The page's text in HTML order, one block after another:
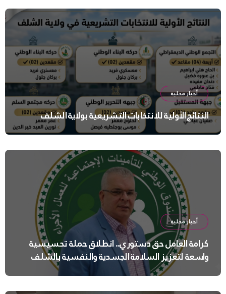
أخبار محلية
النتائج الأولية للانتخابات التشريعية بولاية الشلف
أخبار محلية
كرامة العامل حق دستوري.. انطلاق حملة تحسيسية
واسعة لتعزيز السلامة الجسدية والنفسية بالشلف